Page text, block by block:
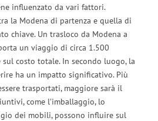
influenzato da vari fattori.
la Modena di partenza e quella di
chiave. Un trasloco da Modena a
un viaggio di circa 1.500
costo totale. In secondo luogo, la
ha un impatto significativo. Più
trasportati, maggiore sarà il
come l’imballaggio, lo
dei mobili, possono influire sul